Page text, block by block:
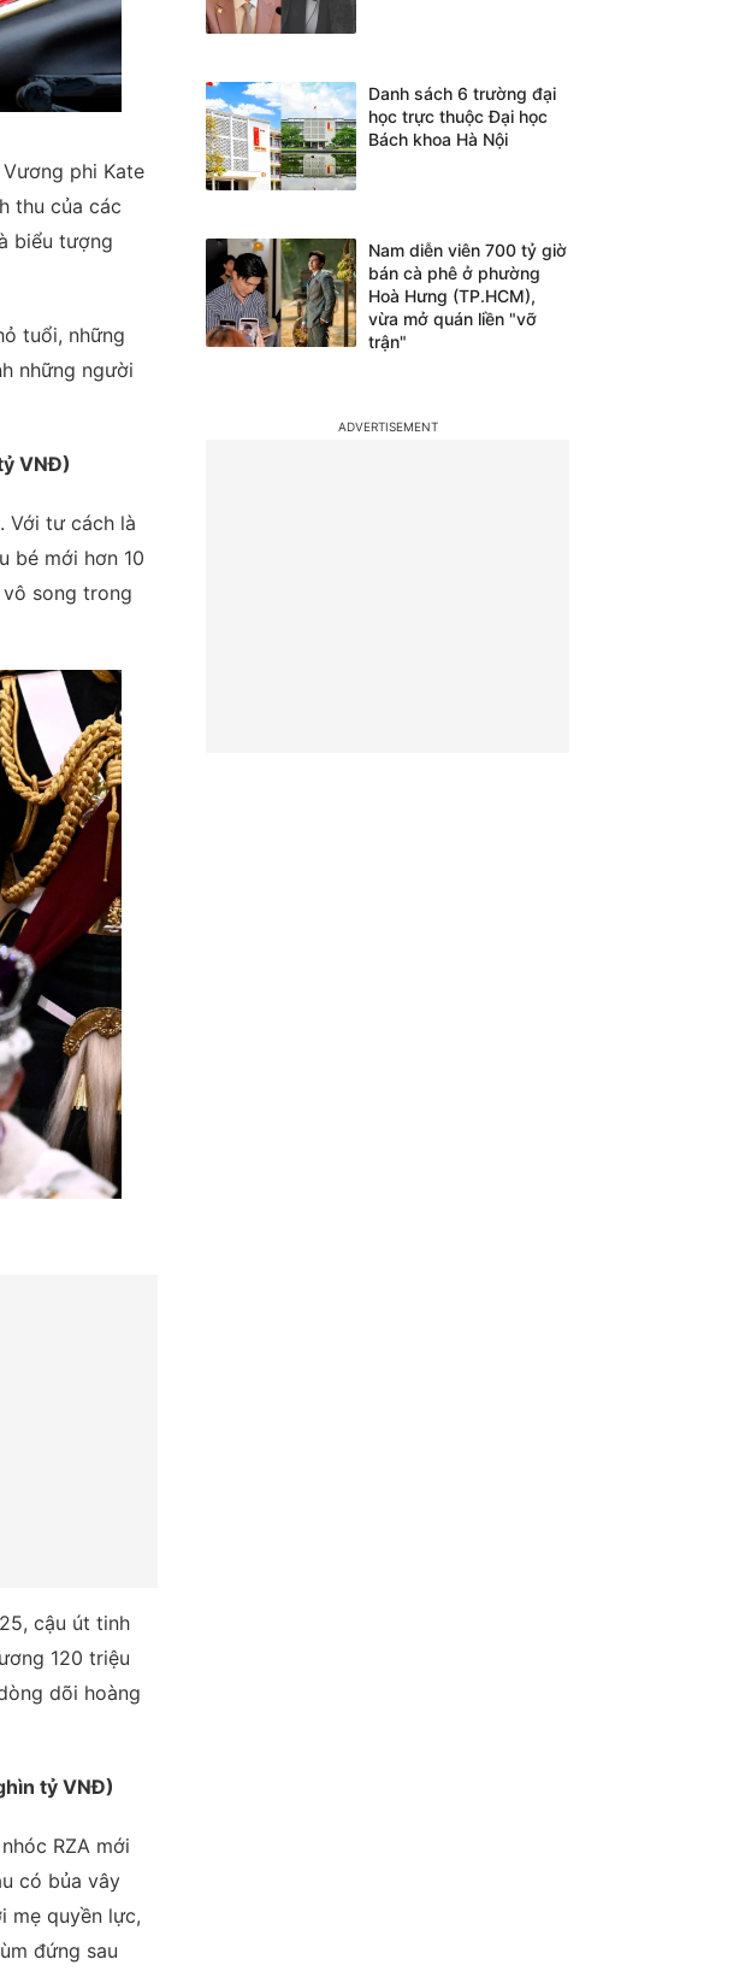
phi Kate
thu của các
biểu tượng
tuổi, những
những người
VNĐ)
Với tư cách là
bé mới hơn 10
song trong
cậu út tinh
120 triệu
dõi hoàng
tỷ VNĐ)
RZA mới
có bủa vây
mẹ quyền lực,
đứng sau
Danh sách 6 trường đại
học trực thuộc Đại học
Bách khoa Hà Nội
Nam diễn viên 700 tỷ giờ
bán cà phê ở phường
Hoà Hưng (TP.HCM),
vừa mở quán liền "vỡ
trận"